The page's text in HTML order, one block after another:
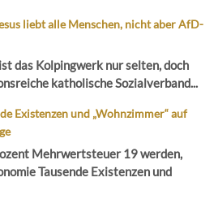
liebt alle Menschen, nicht aber AfD-
das Kolpingwerk nur selten, doch
katholische Sozialverband...
Existenzen und „Wohnzimmer“ auf
Mehrwertsteuer 19 werden,
Tausende Existenzen und